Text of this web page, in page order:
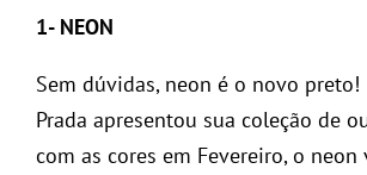
1- NEON
Sem dúvidas, neon é o novo preto!
Prada apresentou sua coleção de
com as cores em Fevereiro, o